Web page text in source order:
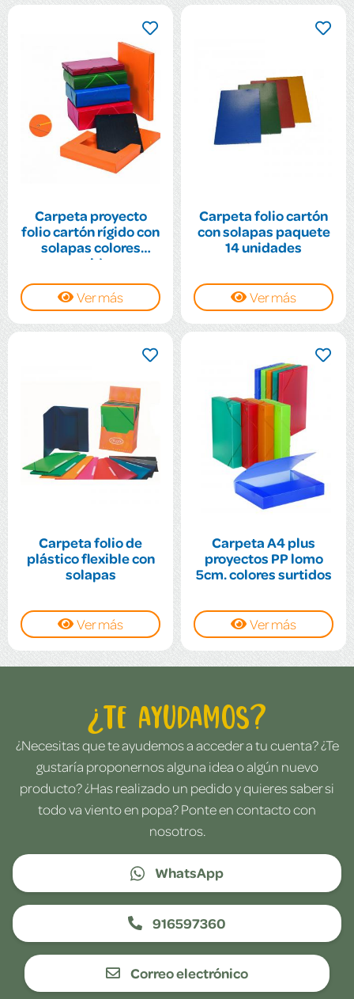
Carpeta proyecto
folio cartón rígido con
solapas colores
surtidos
Ver más
Carpeta folio cartón
con solapas paquete
14 unidades
Ver más
Carpeta folio de
plástico flexible con
solapas
Ver más
Carpeta A4 plus
proyectos PP lomo
5cm. colores surtidos
Ver más
¿Te ayudamos?
¿Necesitas que te ayudemos a acceder a tu cuenta? ¿Te
gustaría proponernos alguna idea o algún nuevo
producto? ¿Has realizado un pedido y quieres saber si
todo va viento en popa? Ponte en contacto con
nosotros.
WhatsApp
916597360
Correo electrónico